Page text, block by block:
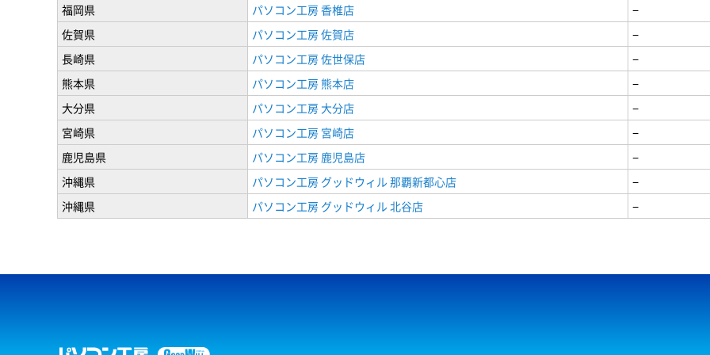
福岡県
パソコン工房 香椎店
−
佐賀県
パソコン工房 佐賀店
−
長崎県
パソコン工房 佐世保店
−
熊本県
パソコン工房 熊本店
−
大分県
パソコン工房 大分店
−
宮崎県
パソコン工房 宮崎店
−
鹿児島県
パソコン工房 鹿児島店
−
沖縄県
パソコン工房 グッドウィル 那覇新都心店
−
沖縄県
パソコン工房 グッドウィル 北谷店 −